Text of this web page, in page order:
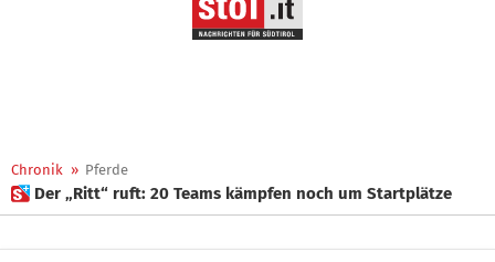
Chronik » Pferde
 Der „Ritt“ ruft: 20 Teams kämpfen noch um Startplätze